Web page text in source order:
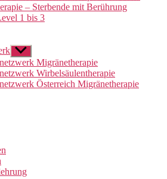
– Sterbende mit Berührung
1 bis 3
Untermenü
anzeigenMigränetherapie
Wirbelsäulentherapie
Österreich Migränetherapie